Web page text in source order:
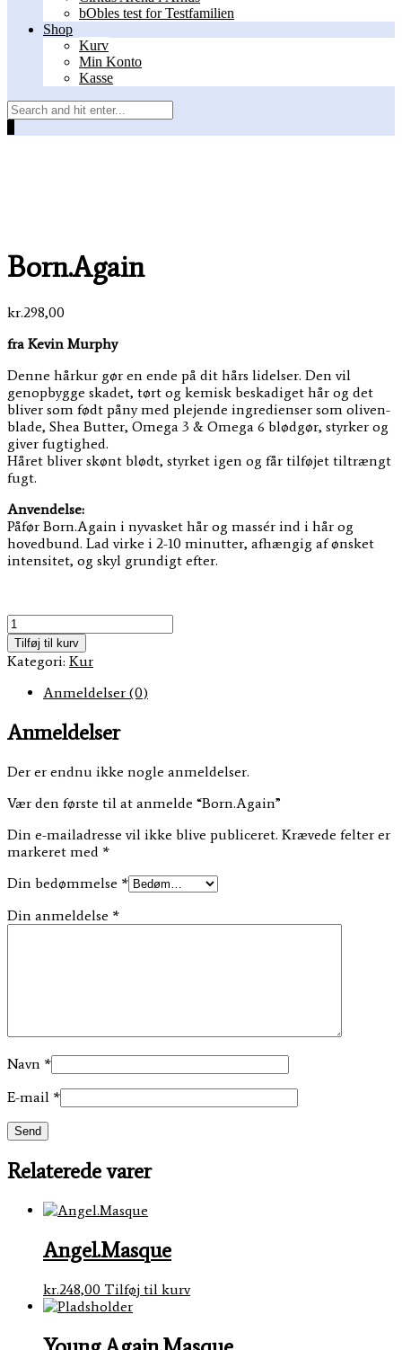
bObles test for Testfamilien
Shop
Kurv
Min Konto
Kasse
Born.Again
kr.298,00
fra Kevin Murphy
Denne hårkur gør en ende på dit hårs lidelser. Den vil
genopbygge skadet, tørt og kemisk beskadiget hår og det
bliver som født påny med plejende ingredienser som oliven-
blade, Shea Butter, Omega 3 & Omega 6 blødgør, styrker og
giver fugtighed.
Håret bliver skønt blødt, styrket igen og får tilføjet tiltrængt
fugt.
Anvendelse:
Påfør Born.Again i nyvasket hår og massér ind i hår og
hovedbund. Lad virke i 2-10 minutter, afhængig af ønsket
intensitet, og skyl grundigt efter.
Born.Again
antal
Tilføj til kurv
Kategori: Kur
Anmeldelser (0)
Anmeldelser
Der er endnu ikke nogle anmeldelser.
Vær den første til at anmelde “Born.Again”
Din e-mailadresse vil ikke blive publiceret. Krævede felter er
markeret med *
Din bedømmelse *
Din anmeldelse *
Navn *
E-mail *
Relaterede varer
Angel.Masque
kr.248,00 Tilføj til kurv